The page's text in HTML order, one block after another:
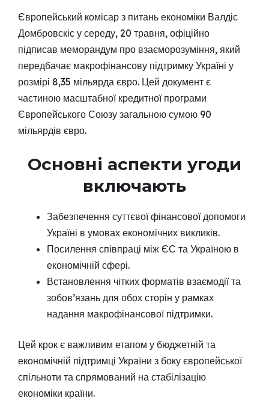
Європейський комісар з питань економіки Валдіс
Домбровскіс у середу, 20 травня, офіційно
підписав меморандум про взаєморозуміння, який
передбачає макрофінансову підтримку Україні у
розмірі 8,35 мільярда євро. Цей документ є
частиною масштабної кредитної програми
Європейського Союзу загальною сумою 90
мільярдів євро.
Основні аспекти угоди
включають
Забезпечення суттєвої фінансової допомоги
Україні в умовах економічних викликів.
Посилення співпраці між ЄС та Україною в
економічній сфері.
Встановлення чітких форматів взаємодії та
зобов’язань для обох сторін у рамках
надання макрофінансової підтримки.
Цей крок є важливим етапом у бюджетній та
економічній підтримці України з боку європейської
спільноти та спрямований на стабілізацію
економіки країни.